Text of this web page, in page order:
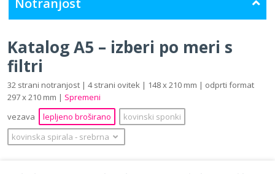
Katalog A5 – izberi po meri s
filtri
32 strani notranjost | 4 strani ovitek | 148 x 210 mm | odprti format
297 x 210 mm | Spremeni
vezava
lepljeno broširano
kovinski sponki
kovinska spirala ‐ srebrna